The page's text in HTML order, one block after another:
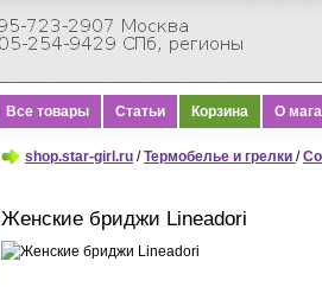
Все товары Статьи Корзина О
shop.star-girl.ru /Термобелье и грелки /
Женские бриджи Lineadori